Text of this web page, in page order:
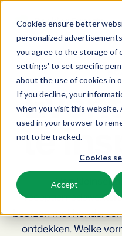
Cookies ensure better
personalized
you agree to the storage of
settings' to set specific
about the use of cookies in
If you decline, your
when you visit this website.
used in your browser to
not to be tracked.
Cookies
Accept
Platform
BEX PMS
Reserveringssysteem
Beheer alle back office
Adverteer jouw aanbod op
Boost directe boekingen via
Oplossingen
Booking Experts voor:
Villa's, bungalows, chalets en
Hotelkamers, appartementen,
Resources
Kennis
BEX Educate | Pro
Blijven leren, blijven leiden in
Prijzen
Klantverhalen
te
Van
beurzen met
ontdekken. Welke